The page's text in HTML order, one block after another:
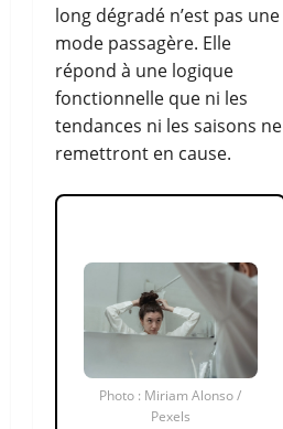
long dégradé n’est pas une
mode passagère. Elle
répond à une logique
fonctionnelle que ni les
tendances ni les saisons ne
remettront en cause.
Photo : Miriam Alonso /
Pexels